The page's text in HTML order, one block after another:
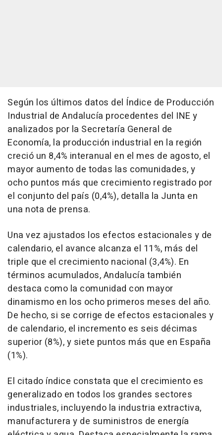
Según los últimos datos del Índice de Producción
Industrial de Andalucía procedentes del INE y
analizados por la Secretaría General de
Economía, la producción industrial en la región
creció un 8,4% interanual en el mes de agosto, el
mayor aumento de todas las comunidades, y
ocho puntos más que crecimiento registrado por
el conjunto del país (0,4%), detalla la Junta en
una nota de prensa.
Una vez ajustados los efectos estacionales y de
calendario, el avance alcanza el 11%, más del
triple que el crecimiento nacional (3,4%). En
términos acumulados, Andalucía también
destaca como la comunidad con mayor
dinamismo en los ocho primeros meses del año.
De hecho, si se corrige de efectos estacionales y
de calendario, el incremento es seis décimas
superior (8%), y siete puntos más que en España
(1%).
El citado índice constata que el crecimiento es
generalizado en todos los grandes sectores
industriales, incluyendo la industria extractiva,
manufacturera y de suministros de energía